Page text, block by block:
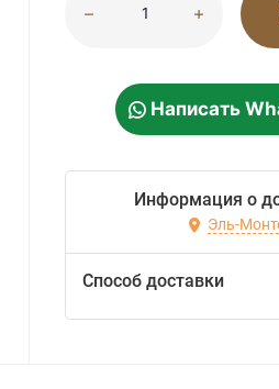
Написать
Информация о
Эль-
Способ доставки